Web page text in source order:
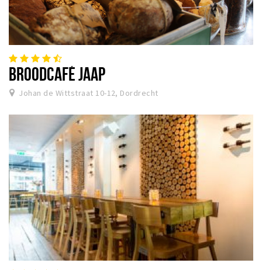
BROODCAFÉ JAAP
Johan de Wittstraat 10-12, Dordrecht